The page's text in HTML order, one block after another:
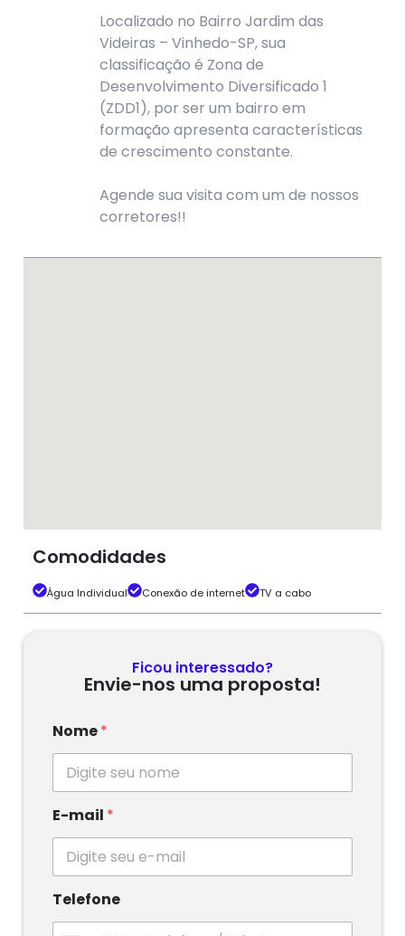
Localizado no Bairro Jardim das
Videiras – Vinhedo-SP, sua
classificação é Zona de
Desenvolvimento Diversificado 1
(ZDD1), por ser um bairro em
formação apresenta características
de crescimento constante.
Agende sua visita com um de nossos
corretores!!
Comodidades
Água Individual Conexão de internet TV a cabo
Ficou interessado?
Envie-nos uma proposta!
Nome*
E-mail *
Telefone